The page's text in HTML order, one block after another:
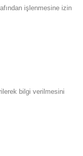
işlenmesine izin
bilgi verilmesini